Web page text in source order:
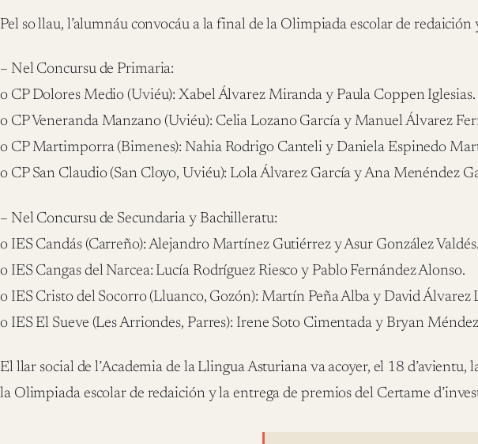
Pel so llau, l’alumnáu convocáu a la final de la Olimpiada escolar de redaición
– Nel Concursu de Primaria:
o CP Dolores Medio (Uviéu): Xabel Álvarez Miranda y Paula Coppen Iglesias.
o CP Veneranda Manzano (Uviéu): Celia Lozano García y Manuel Álvarez
o CP Martimporra (Bimenes): Nahia Rodrigo Canteli y Daniela Espinedo
o CP San Claudio (San Cloyo, Uviéu): Lola Álvarez García y Ana Menéndez
– Nel Concursu de Secundaria y Bachilleratu:
o IES Candás (Carreño): Alejandro Martínez Gutiérrez y Asur González Valdés.
o IES Cangas del Narcea: Lucía Rodríguez Riesco y Pablo Fernández Alonso.
o IES Cristo del Socorro (Lluanco, Gozón): Martín Peña Alba y David Álvarez
o IES El Sueve (Les Arriondes, Parres): Irene Soto Cimentada y Bryan
El llar social de l’Academia de la Llingua Asturiana va acoyer, el 18 d’avientu,
la Olimpiada escolar de redaición y la entrega de premios del Certame